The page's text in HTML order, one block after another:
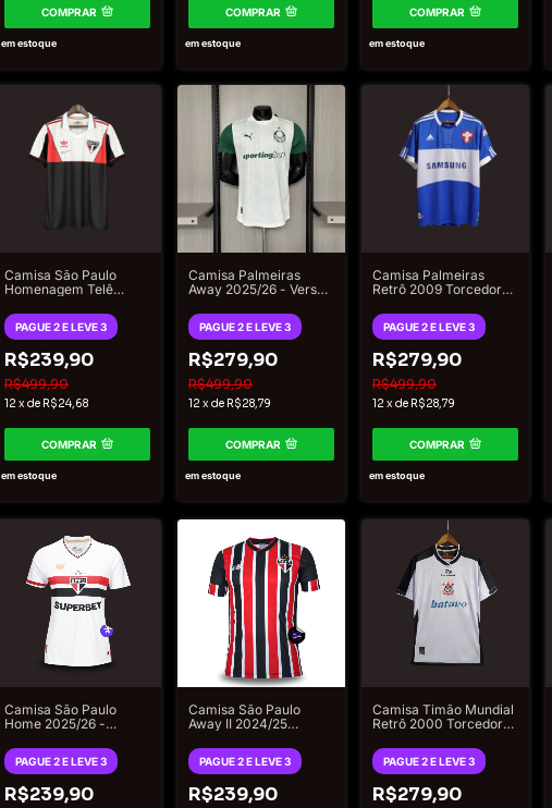
COMPRAR
em estoque
COMPRAR
em estoque
COMPRAR
em estoque
Camisa São Paulo
Homenagem Telê
Adidas Masculina
PAGUE 2 E LEVE 3
R$239,90
R$499,90
12 xde R$24,68
COMPRAR
em estoque
Camisa Palmeiras
Away 2025/26 - Versão
Masculino - Branco
PAGUE 2 E LEVE 3
R$279,90
R$499,90
12 xde R$28,79
COMPRAR
em estoque
Camisa Palmeiras
Retrô 2009 Torcedor
Azul
PAGUE 2 E LEVE 3
R$279,90
R$499,90
12 xde R$28,79
COMPRAR
em estoque
Camisa São Paulo
Home 2025/26 -
Feminina - Branco
PAGUE 2 E LEVE 3
R$239,90
Camisa São Paulo
Away II 2024/25
Masculino - Vermelho
PAGUE 2 E LEVE 3
R$239,90
Camisa Timão Mundial
Retrô 2000 Torcedor
PAGUE 2 E LEVE 3
R$279,90